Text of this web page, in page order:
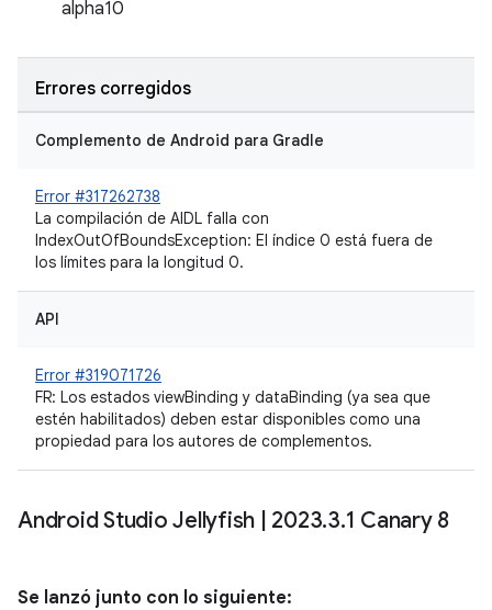
alpha10
Errores corregidos
Complemento de Android para Gradle
Error #317262738
La compilación de AIDL falla con
IndexOutOfBoundsException: El índice 0 está fuera de
los límites para la longitud 0.
API
Error #319071726
FR: Los estados viewBinding y dataBinding (ya sea que
estén habilitados) deben estar disponibles como una
propiedad para los autores de complementos.
Android Studio Jellyfish 2023.3.1 Canary 8
Se lanzó junto con lo siguiente: